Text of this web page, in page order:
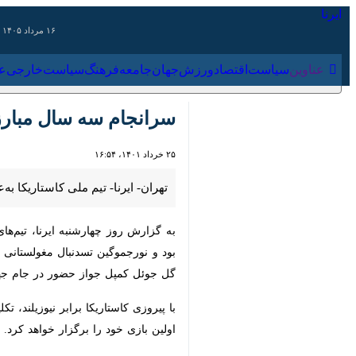
عناوین‌ سیاست اقتصاد ورزش جهان جامعه فرهنگ
سرانجام سه سال